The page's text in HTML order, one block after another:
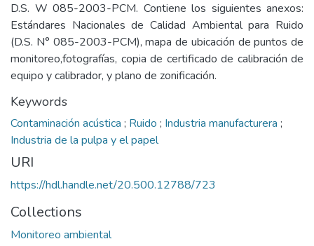
D.S. W 085-2003-PCM. Contiene los siguientes anexos:
Estándares Nacionales de Calidad Ambiental para Ruido
(D.S. N° 085-2003-PCM), mapa de ubicación de puntos de
monitoreo,fotografías, copia de certificado de calibración de
equipo y calibrador, y plano de zonificación.
Keywords
Contaminación acústica ; Ruido ; Industria manufacturera ;
Industria de la pulpa y el papel
URI
https://hdl.handle.net/20.500.12788/723
Collections
Monitoreo ambiental